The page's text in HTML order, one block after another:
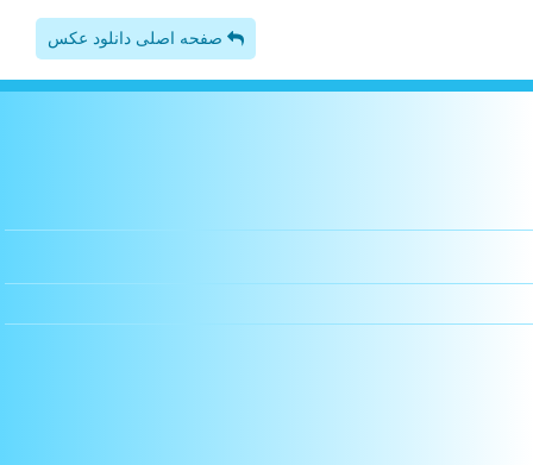
صفحه اصلی دانلود عکس